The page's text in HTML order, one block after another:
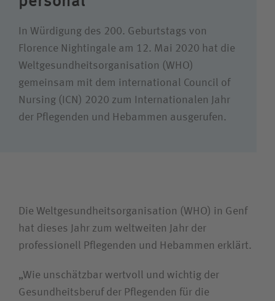
Ich bin
Patientin / Patient
Zuweiserin / Zuweiser
Journalistin / Journalist
In Würdigung des 200. Geburtstags von
Florence Nightingale am 12. Mai 2020 hat die
Welt­gesund­heits­organisation (WHO)
gemeinsam mit dem international Council of
Nursing (ICN) 2020 zum Internationalen Jahr
der Pflegenden und Hebammen ausgerufen.
Die Welt­gesund­heits­organisation (WHO) in Genf
hat dieses Jahr zum weltweiten Jahr der
professionell Pflegenden und Hebammen erklärt.
„Wie unschätzbar wertvoll und wichtig der
Gesundheits­beruf der Pflegenden für die